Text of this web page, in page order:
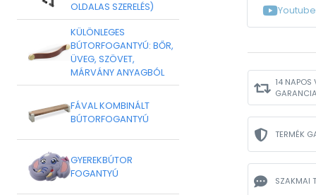
OLDALAS SZERELÉS)
KÜLÖNLEGES
BÚTORFOGANTYÚ: BŐR,
ÜVEG, SZÖVET,
MÁRVÁNY ANYAGBÓL
FÁVAL KOMBINÁLT
BÚTORFOGANTYÚ
GYEREKBÚTOR
FOGANTYÚ
Youtube
14 NAPOS
GARANCIA
TERMÉK
SZAKMAI